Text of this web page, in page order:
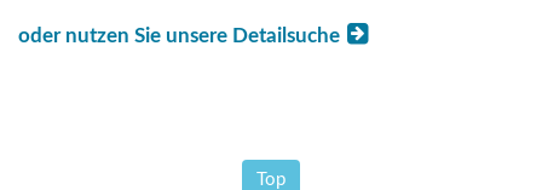
oder nutzen Sie unsere Detailsuche
Top